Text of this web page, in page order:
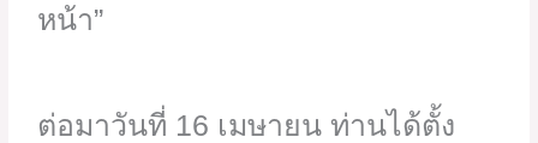
หน้า”
ต่อมาวันที่ 16 เมษายน ท่านได้ตั้ง